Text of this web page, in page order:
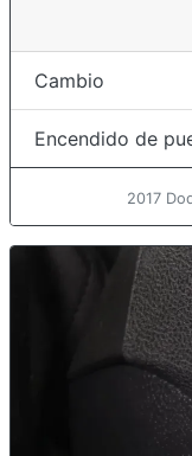
Cambio
Encendido de
2017